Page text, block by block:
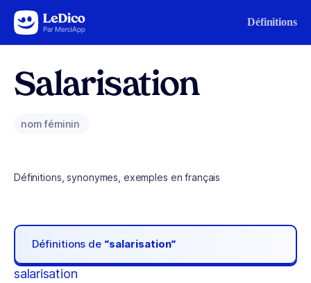
Aller au contenu Définitions
Salarisation
nom féminin
Définitions, synonymes, exemples en français
Définitions de “salarisation“
salarisation